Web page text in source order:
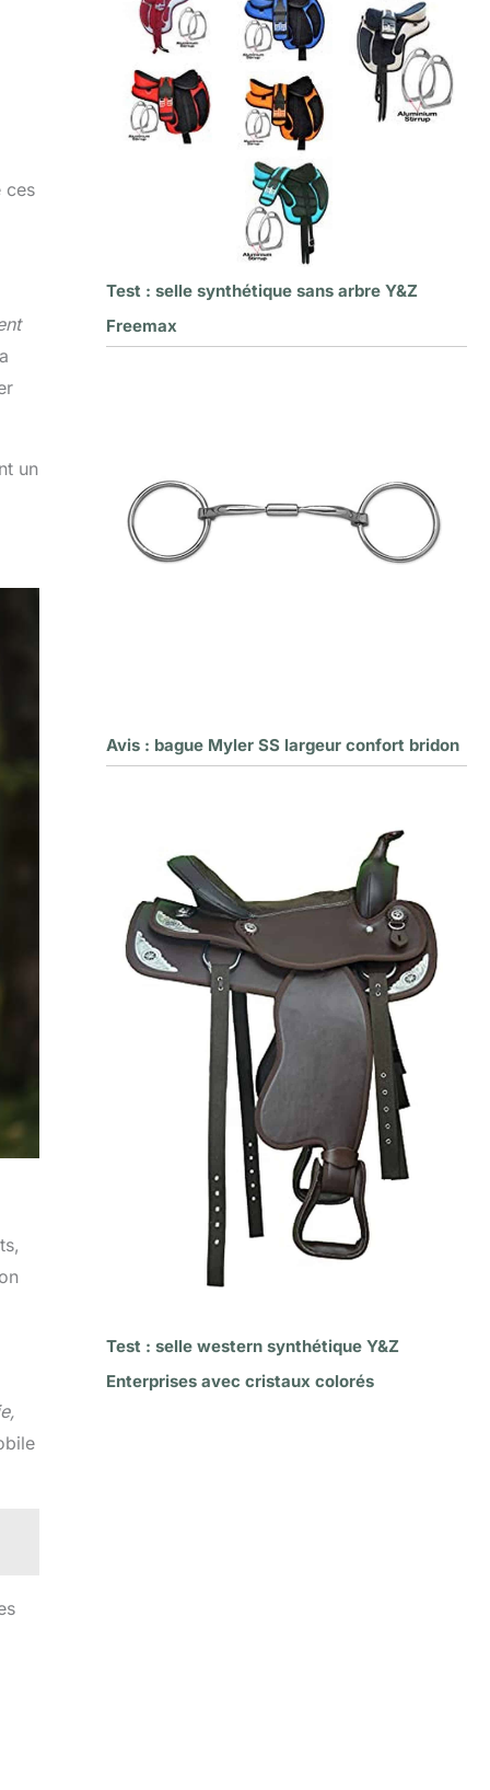
ces
un
Test : selle synthétique sans arbre Y&Z
Freemax
Avis : bague Myler SS largeur confort bridon
Test : selle western synthétique Y&Z
Enterprises avec cristaux colorés